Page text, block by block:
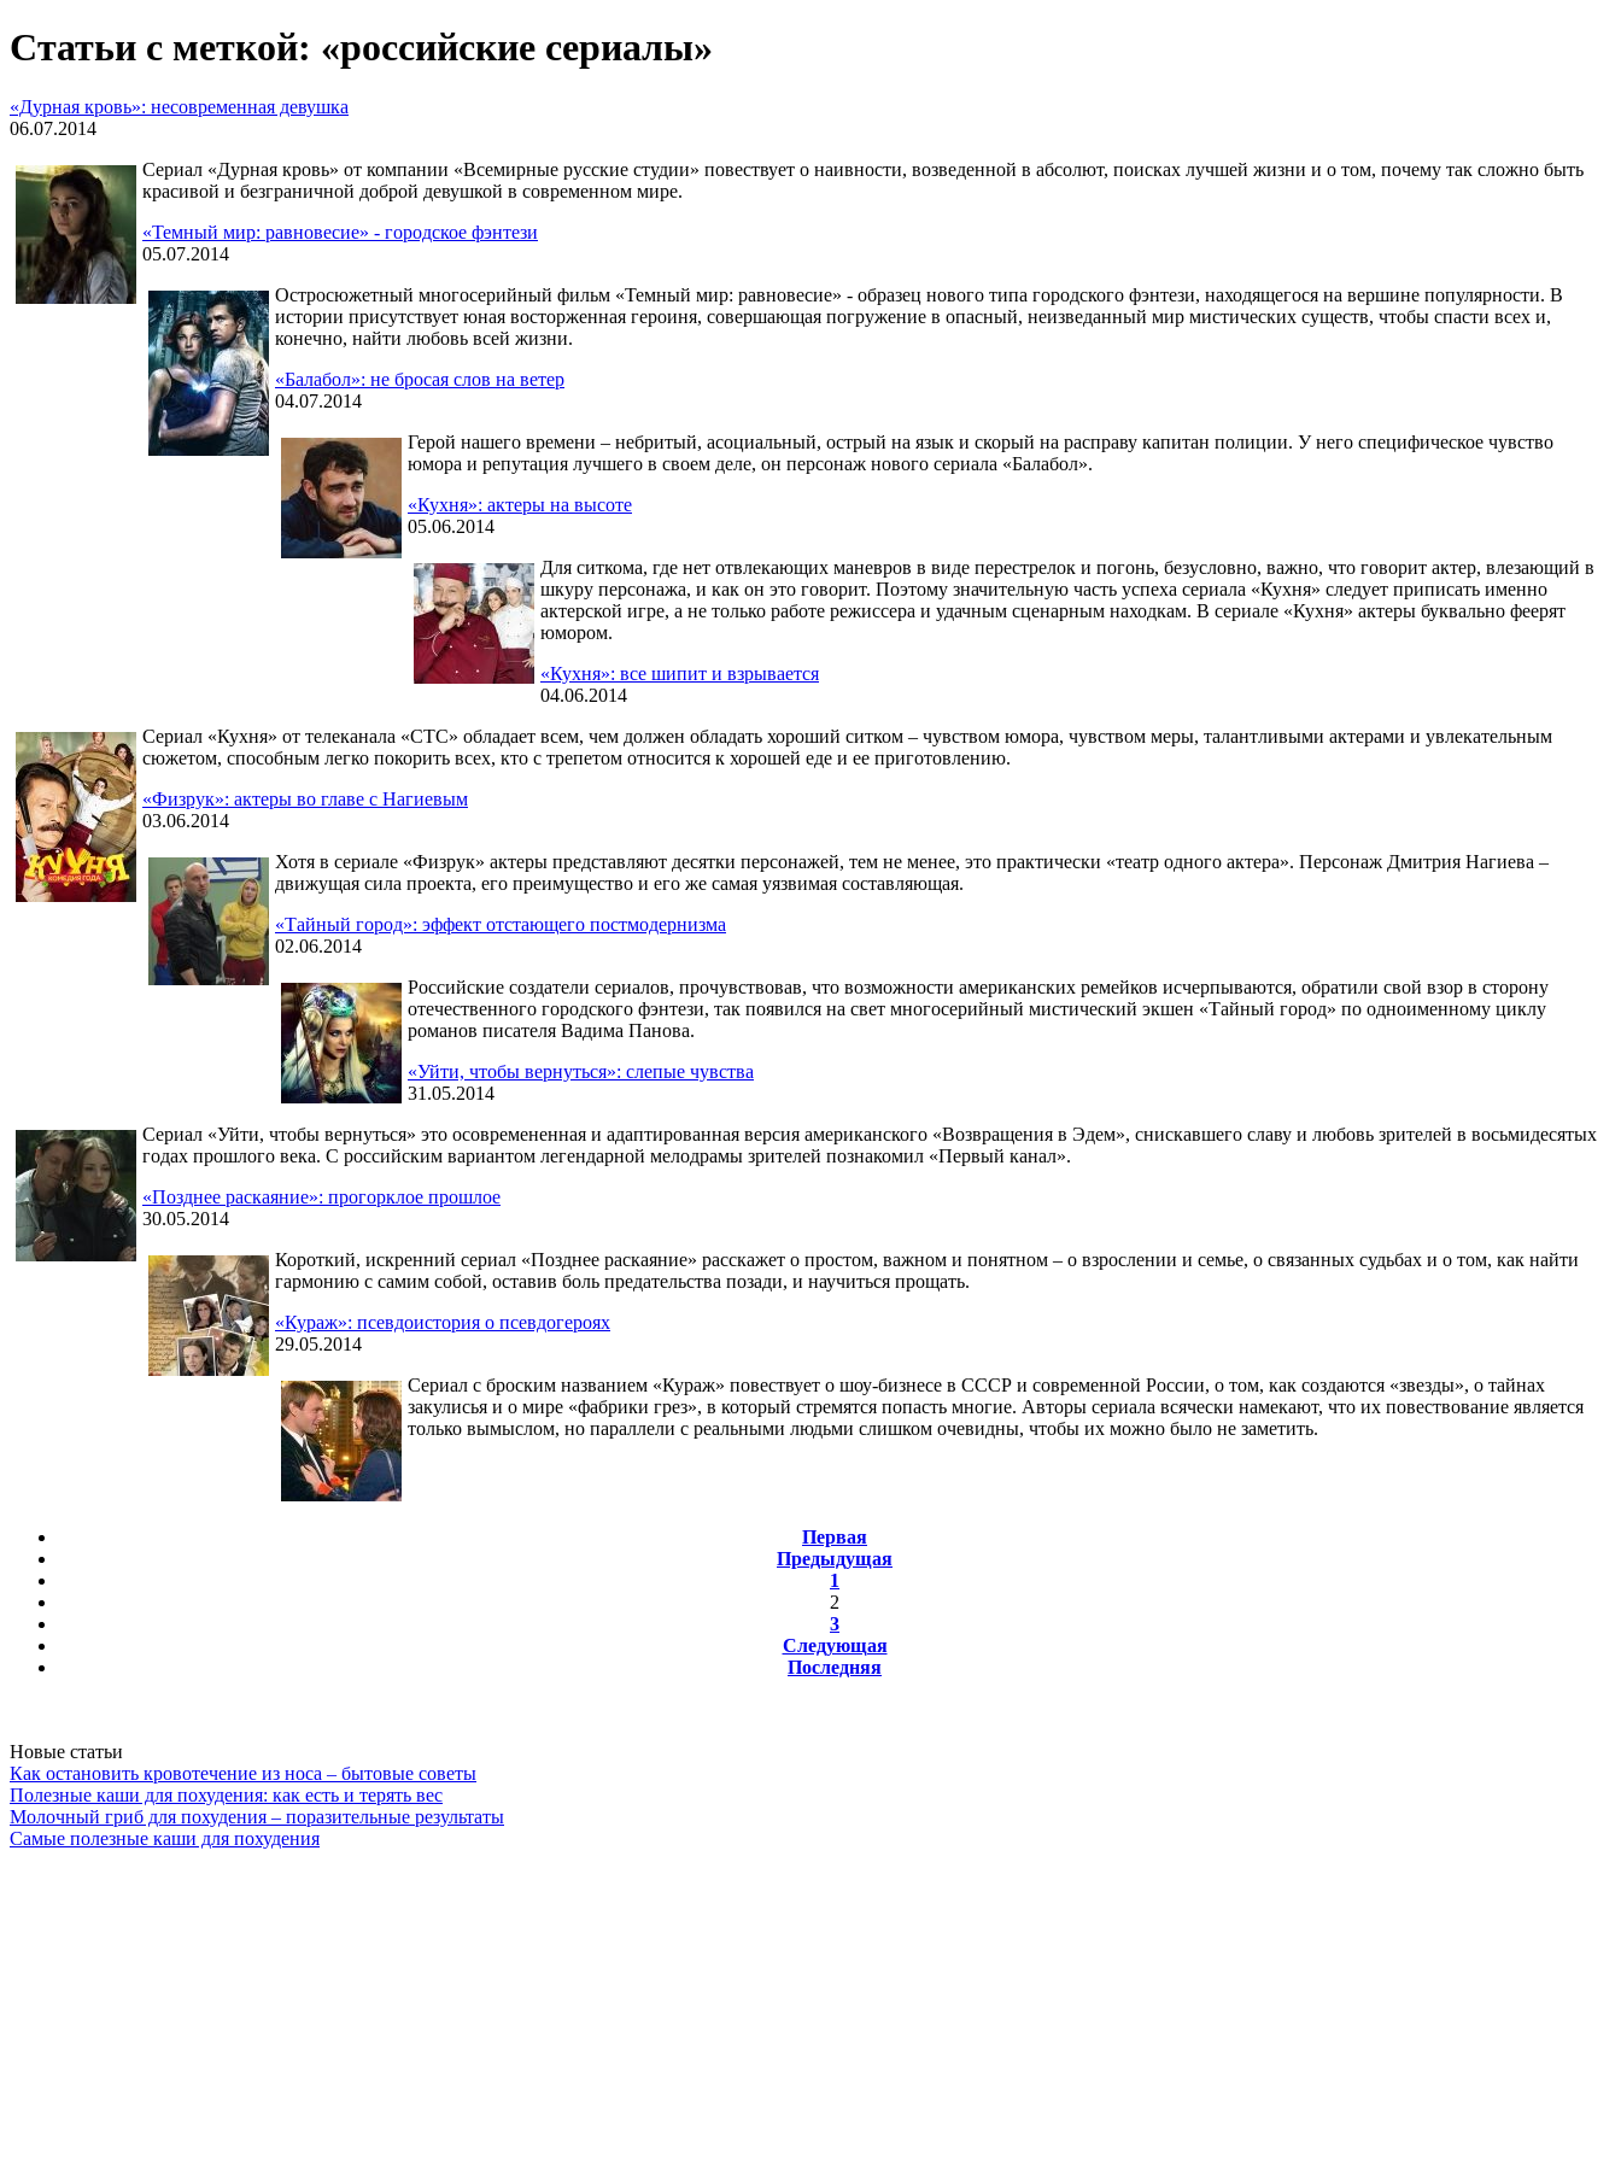
Статьи с меткой: «российские сериалы»
«Дурная кровь»: несовременная девушка
06.07.2014
Сериал «Дурная кровь» от компании «Всемирные русские студии» повествует о наивности, возведенной в абсолют, поисках лучшей жизни и о том, почему так сложно быть
красивой и безграничной доброй девушкой в современном мире.
«Темный мир: равновесие» - городское фэнтези
05.07.2014
Остросюжетный многосерийный фильм «Темный мир: равновесие» - образец нового типа городского фэнтези, находящегося на вершине популярности. В
истории присутствует юная восторженная героиня, совершающая погружение в опасный, неизведанный мир мистических существ, чтобы спасти всех и,
конечно, найти любовь всей жизни.
«Балабол»: не бросая слов на ветер
04.07.2014
Герой нашего времени – небритый, асоциальный, острый на язык и скорый на расправу капитан полиции. У него специфическое чувство
юмора и репутация лучшего в своем деле, он персонаж нового сериала «Балабол».
«Кухня»: актеры на высоте
05.06.2014
Для ситкома, где нет отвлекающих маневров в виде перестрелок и погонь, безусловно, важно, что говорит актер, влезающий в
шкуру персонажа, и как он это говорит. Поэтому значительную часть успеха сериала «Кухня» следует приписать именно
актерской игре, а не только работе режиссера и удачным сценарным находкам. В сериале «Кухня» актеры буквально феерят
юмором.
«Кухня»: все шипит и взрывается
04.06.2014
Сериал «Кухня» от телеканала «СТС» обладает всем, чем должен обладать хороший ситком – чувством юмора, чувством меры, талантливыми актерами и увлекательным
сюжетом, способным легко покорить всех, кто с трепетом относится к хорошей еде и ее приготовлению.
«Физрук»: актеры во главе с Нагиевым
03.06.2014
Хотя в сериале «Физрук» актеры представляют десятки персонажей, тем не менее, это практически «театр одного актера». Персонаж Дмитрия Нагиева –
движущая сила проекта, его преимущество и его же самая уязвимая составляющая.
«Тайный город»: эффект отстающего постмодернизма
02.06.2014
Российские создатели сериалов, прочувствовав, что возможности американских ремейков исчерпываются, обратили свой взор в сторону
отечественного городского фэнтези, так появился на свет многосерийный мистический экшен «Тайный город» по одноименному циклу
романов писателя Вадима Панова.
«Уйти, чтобы вернуться»: слепые чувства
31.05.2014
Сериал «Уйти, чтобы вернуться» это осовремененная и адаптированная версия американского «Возвращения в Эдем», снискавшего славу и любовь зрителей в восьмидесятых
годах прошлого века. С российским вариантом легендарной мелодрамы зрителей познакомил «Первый канал».
«Позднее раскаяние»: прогорклое прошлое
30.05.2014
Короткий, искренний сериал «Позднее раскаяние» расскажет о простом, важном и понятном – о взрослении и семье, о связанных судьбах и о том, как найти
гармонию с самим собой, оставив боль предательства позади, и научиться прощать.
«Кураж»: псевдоистория о псевдогероях
29.05.2014
Сериал с броским названием «Кураж» повествует о шоу-бизнесе в СССР и современной России, о том, как создаются «звезды», о тайнах
закулисья и о мире «фабрики грез», в который стремятся попасть многие. Авторы сериала всячески намекают, что их повествование является
только вымыслом, но параллели с реальными людьми слишком очевидны, чтобы их можно было не заметить.
Первая
Предыдущая
1
2
3
Следующая
Последняя
Новые статьи
Как остановить кровотечение из носа – бытовые советы
Полезные каши для похудения: как есть и терять вес
Молочный гриб для похудения – поразительные результаты
Самые полезные каши для похудения